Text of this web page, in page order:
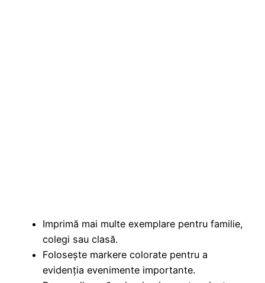
Imprimă mai multe exemplare pentru familie,
colegi sau clasă.
Folosește markere colorate pentru a
evidenția evenimente importante.